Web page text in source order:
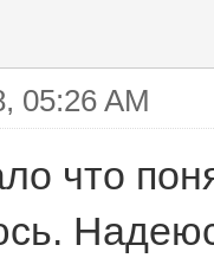
05:26 AM
что